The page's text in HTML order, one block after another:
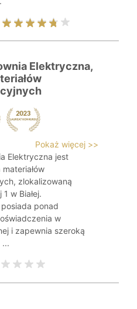
Elektryczna,
Pokaż więcej >>
Elektryczna jest
zlokalizowaną
w Białej.
ponad
w
i zapewnia szeroką